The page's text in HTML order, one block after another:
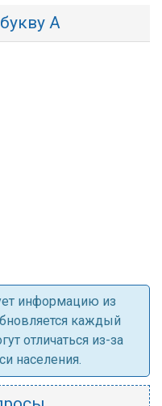
А
информацию из
каждый
отличаться из-за
населения.